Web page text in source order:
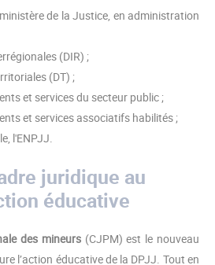
de la Justice, en administration
(DIR) ;
(DT) ;
et services du secteur public ;
et services associatifs habilités ;
l'ENPJJ.
juridique au
éducative
des mineurs(CJPM) est le nouveau
l’action éducative de la DPJJ. Tout en